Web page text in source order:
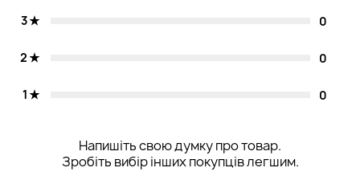
3 0
2 0
1 0
Напишіть свою думку про товар.
Зробіть вибір інших покупців легшим.